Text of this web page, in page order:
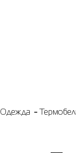
Одежда